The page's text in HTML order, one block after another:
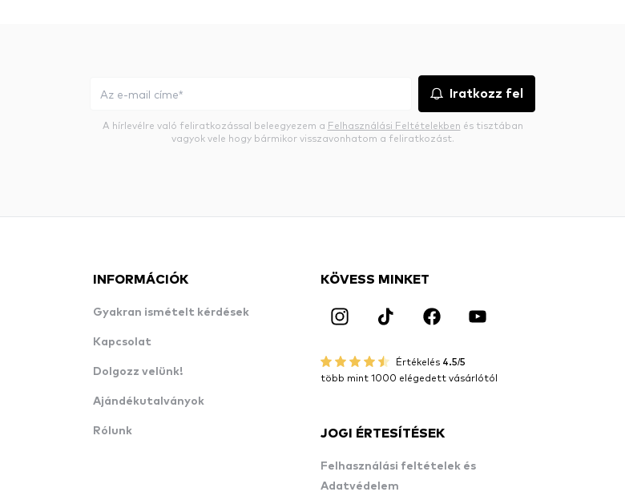
Iratkozz fel
A hírlevélre való feliratkozással beleegyezem a Felhasználási Feltételekben és tisztában
vagyok vele hogy bármikor visszavonhatom a feliratkozást.
INFORMÁCIÓK
Gyakran ismételt kérdések
Kapcsolat
Dolgozz velünk!
Ajándékutalványok
Rólunk
KÖVESS MINKET
Értékelés 4.5/5
több mint 1000 elégedett vásárlótól
JOGI ÉRTESÍTÉSEK
Felhasználási feltételek és
Adatvédelem